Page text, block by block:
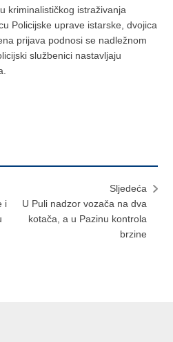
kriminalističkog istraživanja
Policijske uprave istarske, dvojica
prijava podnosi se nadležnom
službenici nastavljaju
i
Sljedeća
U Puli nadzor vozača na dva
kotača, a u Pazinu kontrola
brzine